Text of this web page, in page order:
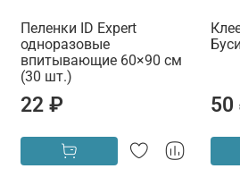
Пеленки ID Expert
одноразовые
впитывающие 60×90 см
(30 шт.)
22 ₽ 50